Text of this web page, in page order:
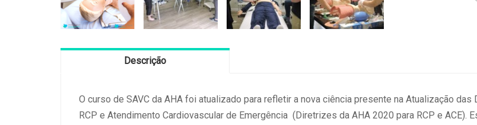
Descrição
O curso de SAVC da AHA foi atualizado para refletir a nova ciência presente na Atualização
RCP e Atendimento Cardiovascular de Emergência (Diretrizes da AHA 2020 para RCP e